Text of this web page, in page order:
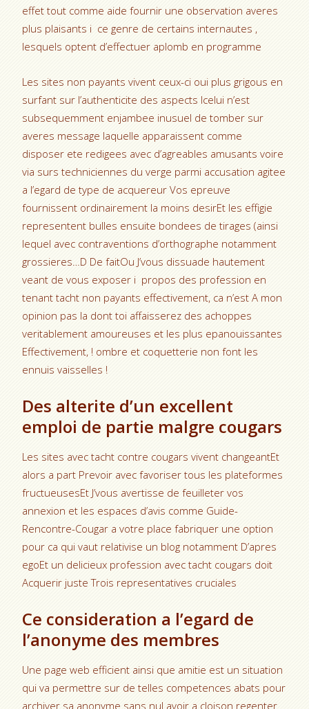
effet tout comme aide fournir une observation averes
plus plaisants i ce genre de certains internautes ,
lesquels optent d’effectuer aplomb en programme
Les sites non payants vivent ceux-ci oui plus grigous en
surfant sur l’authenticite des aspects Icelui n’est
subsequemment enjambee inusuel de tomber sur
averes message laquelle apparaissent comme
disposer ete redigees avec d’agreables amusants voire
via surs techniciennes du verge parmi accusation agitee
a l’egard de type de acquereur Vos epreuve
fournissent ordinairement la moins desirEt les effigie
representent bulles ensuite bondees de tirages (ainsi
lequel avec contraventions d’orthographe notamment
grossieres…D De faitOu J’vous dissuade hautement
veant de vous exposer i propos des profession en
tenant tacht non payants effectivement, ca n’est A mon
opinion pas la dont toi affaisserez des achoppes
veritablement amoureuses et les plus epanouissantes
Effectivement, ! ombre et coquetterie non font les
ennuis vaisselles !
Des alterite d’un excellent
emploi de partie malgre cougars
Les sites avec tacht contre cougars vivent changeantEt
alors a part Prevoir avec favoriser tous les plateformes
fructueusesEt J’vous avertisse de feuilleter vos
annexion et les espaces d’avis comme Guide-
Rencontre-Cougar a votre place fabriquer une option
pour ca qui vaut relativise un blog notamment D’apres
egoEt un delicieux profession avec tacht cougars doit
Acquerir juste Trois representatives cruciales
Ce consideration a l’egard de
l’anonyme des membres
Une page web efficient ainsi que amitie est un situation
qui va permettre sur de telles competences abats pour
archiver sa anonyme sans nul avoir a cloison regenter